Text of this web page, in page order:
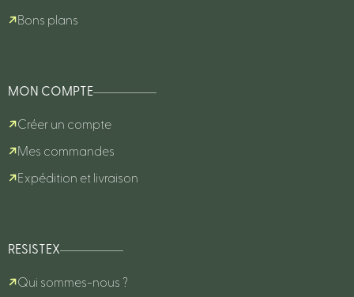
Bons plans
MON COMPTE
Créer un compte
Mes commandes
Expédition et livraison
RESISTEX
Qui sommes-nous ?